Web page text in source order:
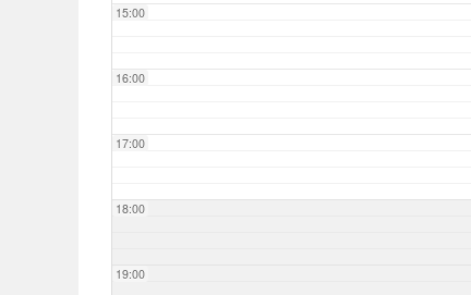
15:00
16:00
17:00
18:00
19:00